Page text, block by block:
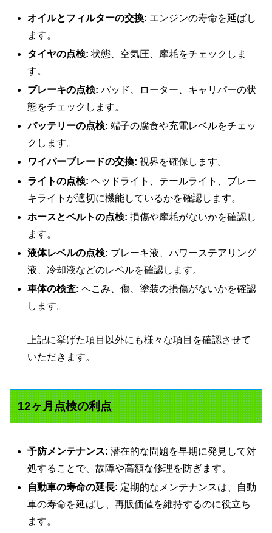
オイルとフィルターの交換: エンジンの寿命を延ばし
ます。
タイヤの点検: 状態、空気圧、摩耗をチェックしま
す。
ブレーキの点検: パッド、ローター、キャリパーの状
態をチェックします。
バッテリーの点検: 端子の腐食や充電レベルをチェッ
クします。
ワイパーブレードの交換: 視界を確保します。
ライトの点検: ヘッドライト、テールライト、ブレー
キライトが適切に機能しているかを確認します。
ホースとベルトの点検: 損傷や摩耗がないかを確認し
ます。
液体レベルの点検: ブレーキ液、パワーステアリング
液、冷却液などのレベルを確認します。
車体の検査: へこみ、傷、塗装の損傷がないかを確認
します。
上記に挙げた項目以外にも様々な項目を確認させて
いただきます。
12ヶ月点検の利点
予防メンテナンス: 潜在的な問題を早期に発見して対
処することで、故障や高額な修理を防ぎます。
自動車の寿命の延長: 定期的なメンテナンスは、自動
車の寿命を延ばし、再販価値を維持するのに役立ち
ます。